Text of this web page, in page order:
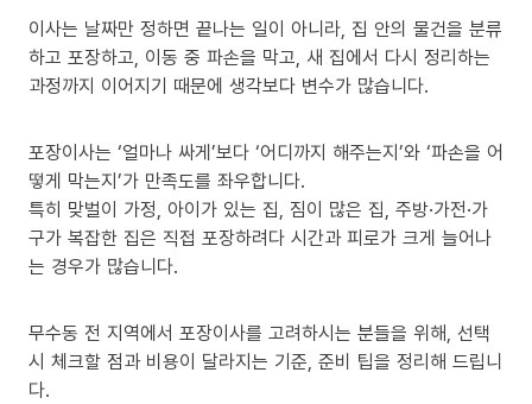
이사는 날짜만 정하면 끝나는 일이 아니라, 집 안의 물건을 분류
하고 포장하고, 이동 중 파손을 막고, 새 집에서 다시 정리하는
과정까지 이어지기 때문에 생각보다 변수가 많습니다.
포장이사는 ‘얼마나 싸게’보다 ‘어디까지 해주는지’와 ‘파손을 어
떻게 막는지’가 만족도를 좌우합니다.
특히 맞벌이 가정, 아이가 있는 집, 짐이 많은 집, 주방·가전·가
구가 복잡한 집은 직접 포장하려다 시간과 피로가 크게 늘어나
는 경우가 많습니다.
무수동 전 지역에서 포장이사를 고려하시는 분들을 위해, 선택
시 체크할 점과 비용이 달라지는 기준, 준비 팁을 정리해 드립니
다.